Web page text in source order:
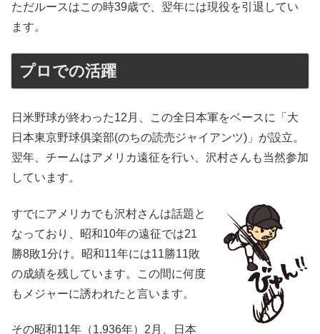
ただルースはこの時39歳で、翌年には現役を引退してい
ます。
プロでの活躍
日米野球が終わった12月、この全日本軍をベースに「大
日本東京野球俱楽部(のちの読売ジャイアンツ)」が設立。
翌年、チームはアメリカ遠征を行い、沢村さんも当然参加
しています。
すでにアメリカでも沢村さんは話題と
なっており、昭和10年の遠征では21
勝8敗1分け。昭和11年には11勝11敗
の成績を残しています。この間に何度
もメジャーに誘われたと言います。
その昭和11年（1,936年）2月、日本